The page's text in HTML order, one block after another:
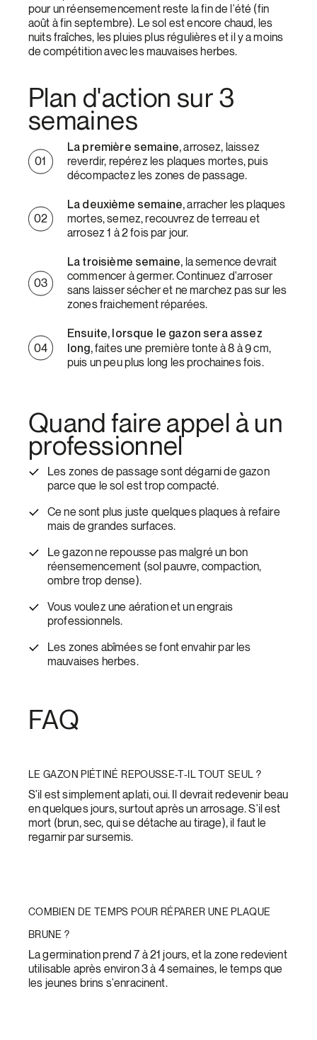
pour un réensemencement reste la fin de l'été (fin
août à fin septembre). Le sol est encore chaud, les
nuits fraîches, les pluies plus régulières et il y a moins
de compétition avec les mauvaises herbes.
Plan d'action sur 3
semaines
La première semaine,arrosez, laissez
reverdir, repérez les plaques mortes, puis
décompactez les zones de passage.
La deuxième semaine,arracherles plaques
mortes, semez, recouvrez de terreau et
arrosez 1 à 2 fois par jour.
La troisième semaine, la semence devrait
commencer à germer. Continuez d'arroser
sans laisser sécher et ne marchez pas sur les
zones fraichement réparées.
Ensuite, lorsque le gazon sera assez
long,faites une première tonte à 8 à 9 cm,
puis un peu plus long les prochaines fois.
Quand faire appel à un
professionnel
Les zones de passage sont dégarni de gazon
parce que le sol est trop compacté.
Ce ne sont plus juste quelques plaques à refaire
mais de grandes surfaces.
Le gazon ne repousse pas malgré un bon
réensemencement (sol pauvre, compaction,
ombre trop dense).
Vous voulez une aération et un engrais
professionnels.
Les zones abîmées se font envahir par les
mauvaises herbes.
FAQ
LE GAZON PIÉTINÉ REPOUSSE-T-IL TOUT SEUL ?
S'il est simplement aplati, oui. Il devrait redevenir beau
en quelques jours, surtout après un arrosage. S'il est
mort (brun, sec, qui se détache au tirage), il faut le
regarnir par sursemis.
COMBIEN DE TEMPS POUR RÉPARER UNE PLAQUE
BRUNE ?
La germination prend 7 à 21 jours, et la zone redevient
utilisable après environ 3 à 4 semaines, le temps que
les jeunes brins s'enracinent.